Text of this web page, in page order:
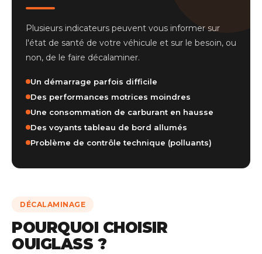
Plusieurs indicateurs peuvent vous informer sur
l'état de santé de votre véhicule et sur le besoin, ou
non, de le faire décalaminer.
Un démarrage parfois difficile
Des performances motrices moindres
Une consommation de carburant en hausse
Des voyants tableau de bord allumés
Problème de contrôle technique (polluants)
DÉCALAMINAGE
POURQUOI CHOISIR
OUIGLASS ?